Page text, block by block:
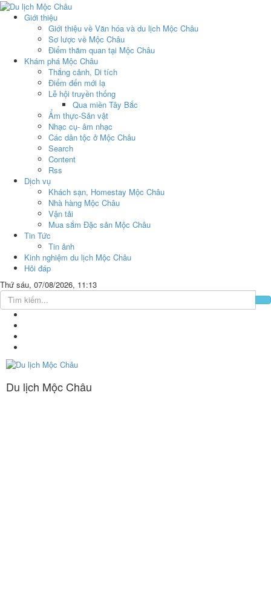
Giới thiệu
Giới thiệu về Văn hóa và du lịch Mộc Châu
Sơ lược về Mộc Châu
Điểm thăm quan tại Mộc Châu
Khám phá Mộc Châu
Thắng cảnh, Di tích
Điểm đến mới lạ
Lễ hội truyền thống
Qua miền Tây Bắc
Ẩm thực-Sản vật
Nhạc cụ- âm nhạc
Các dân tộc ở Mộc Châu
Search
Content
Rss
Dịch vụ
Khách sạn, Homestay Mộc Châu
Nhà hàng Mộc Châu
Vận tải
Mua sắm Đặc sản Mộc Châu
Tin Tức
Tin ảnh
Kinh nghiệm du lịch Mộc Châu
Hỏi đáp
Thứ sáu, 07/08/2026, 11:13
Du lịch Mộc Châu